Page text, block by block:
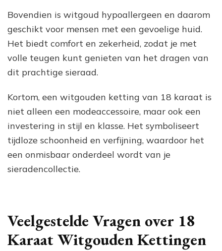
Bovendien is witgoud hypoallergeen en daarom
geschikt voor mensen met een gevoelige huid.
Het biedt comfort en zekerheid, zodat je met
volle teugen kunt genieten van het dragen van
dit prachtige sieraad.
Kortom, een witgouden ketting van 18 karaat is
niet alleen een modeaccessoire, maar ook een
investering in stijl en klasse. Het symboliseert
tijdloze schoonheid en verfijning, waardoor het
een onmisbaar onderdeel wordt van je
sieradencollectie.
Veelgestelde Vragen over 18
Karaat Witgouden Kettingen